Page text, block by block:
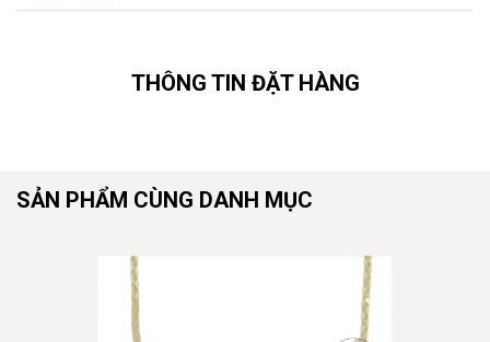
THÔNG TIN ĐẶT HÀNG
SẢN PHẨM CÙNG DANH MỤC